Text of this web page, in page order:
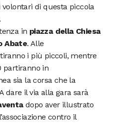
volontari di questa piccola
in piazza della Chiesa
Abate. Alle
i più piccoli, mentre
partiranno in
sia la corsa che la
dare il via alla gara sarà
dopo aver illustrato
contro il